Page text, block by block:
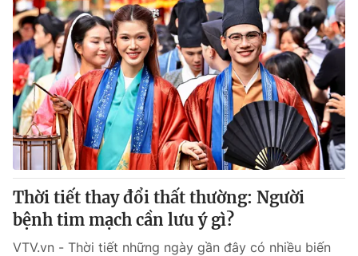
Thời tiết thay đổi thất thường: Người
bệnh tim mạch cần lưu ý gì?
VTV.vn - Thời tiết những ngày gần đây có nhiều biến